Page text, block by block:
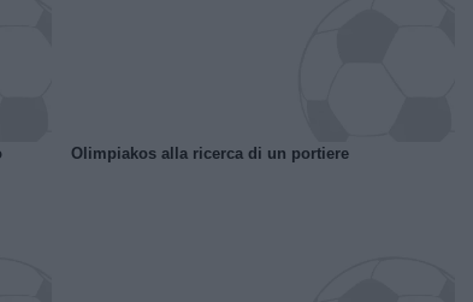
Olimpiakos alla ricerca di un portiere